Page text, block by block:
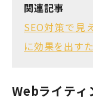
関連記事
SEO対策で見
に効果を出す
Webライティ